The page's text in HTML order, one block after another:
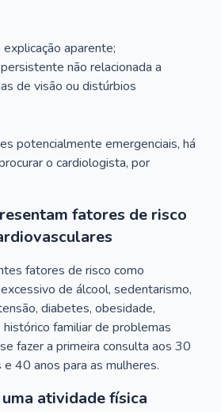
aparente;
não relacionada a
de visão ou distúrbios
potencialmente emergenciais, há
o cardiologista, por
fatores de risco
fatores de risco como
de álcool, sedentarismo,
diabetes, obesidade,
familiar de problemas
fazer a primeira consulta aos 30
40 anos para as mulheres.
atividade física